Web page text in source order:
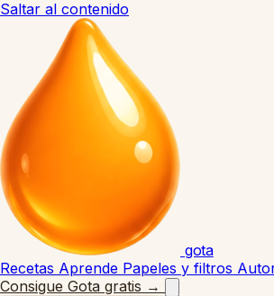
Saltar al contenido
gota
Recetas Aprende Papeles y filtros
Consigue Gota gratis →